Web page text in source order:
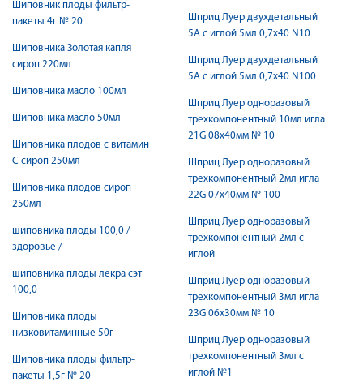
Шиповник плоды фильтр-
пакеты 4г № 20
Шиповника Золотая капля
сироп 220мл
Шиповника масло 100мл
Шиповника масло 50мл
Шиповника плодов с витамин
С сироп 250мл
Шиповника плодов сироп
250мл
шиповника плоды 100,0 /
здоровье /
шиповника плоды лекра сэт
100,0
Шиповника плоды
низковитаминные 50г
Шиповника плоды фильтр-
пакеты 1,5г № 20
Шприц Луер двухдетальный
5А с иглой 5мл 0,7х40 N10
Шприц Луер двухдетальный
5А с иглой 5мл 0,7х40 N100
Шприц Луер одноразовый
трехкомпонентный 10мл игла
21G 08х40мм № 10
Шприц Луер одноразовый
трехкомпонентный 2мл игла
22G 07х40мм № 100
Шприц Луер одноразовый
трехкомпонентный 2мл с
иглой
Шприц Луер одноразовый
трехкомпонентный 3мл игла
23G 06х30мм № 10
Шприц Луер одноразовый
трехкомпонентный 3мл с
иглой №1